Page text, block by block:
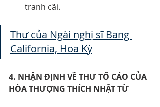
tranh cãi.
Thư của Ngài nghị sĩ Bang
California, Hoa Kỳ
4. NHẬN ĐỊNH VỀ THƯ TỐ CÁO CỦA
HÒA THƯỢNG THÍCH NHẬT TỪ